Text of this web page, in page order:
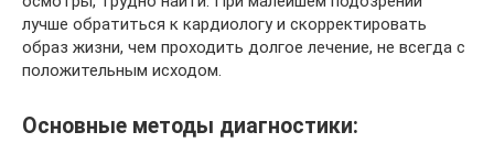
лучше обратиться к кардиологу и скорректировать
образ жизни, чем проходить долгое лечение, не всегда с
положительным исходом.
Основные методы диагностики: